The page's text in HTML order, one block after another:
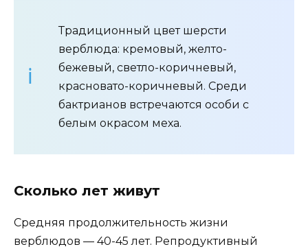
Традиционный цвет шерсти
верблюда: кремовый, желто-
бежевый, светло-коричневый,
красновато-коричневый. Среди
бактрианов встречаются особи с
белым окрасом меха.
Сколько лет живут
Средняя продолжительность жизни
верблюдов — 40-45 лет. Репродуктивный